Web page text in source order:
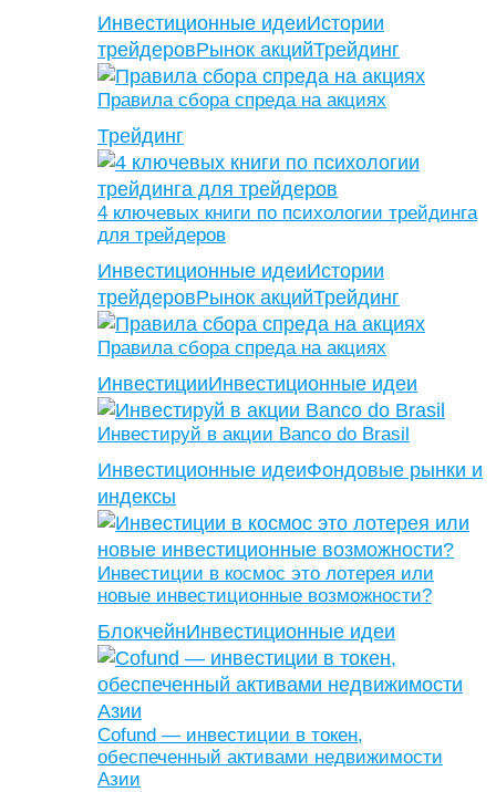
Инвестиционные идеиИстории
трейдеровРынок акцийТрейдинг
Правила сбора спреда на акциях
Трейдинг
4 ключевых книги по психологии трейдинга
для трейдеров
Инвестиционные идеиИстории
трейдеровРынок акцийТрейдинг
Правила сбора спреда на акциях
ИнвестицииИнвестиционные идеи
Инвестируй в акции Banco do Brasil
Инвестиционные идеиФондовые рынки и
индексы
Инвестиции в космос это лотерея или
новые инвестиционные возможности?
БлокчейнИнвестиционные идеи
Cofund — инвестиции в токен,
обеспеченный активами недвижимости
Азии